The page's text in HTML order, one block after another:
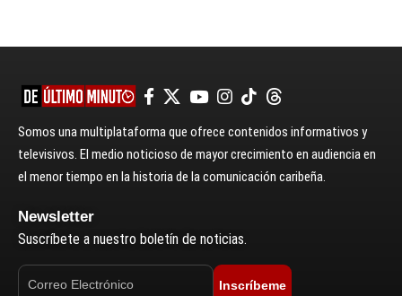
Somos una multiplataforma que ofrece contenidos informativos y
televisivos. El medio noticioso de mayor crecimiento en audiencia en
el menor tiempo en la historia de la comunicación caribeña.
Newsletter
Suscríbete a nuestro boletín de noticias.
Inscríbeme